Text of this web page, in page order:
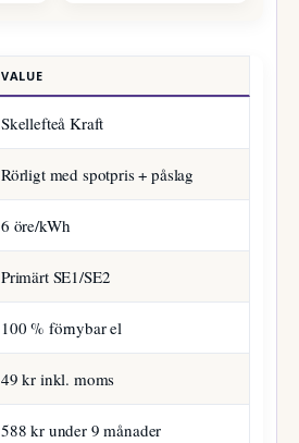
VALUE
Skellefteå Kraft
Rörligt med spotpris + påslag
6 öre/kWh
Primärt SE1/SE2
100 % förnybar el
49 kr inkl. moms
588 kr under 9 månader